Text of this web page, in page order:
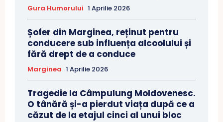
Gura Humorului 1 Aprilie 2026
Șofer din Marginea, reținut pentru
conducere sub influența alcoolului și
fără drept de a conduce
Marginea 1 Aprilie 2026
Tragedie la Câmpulung Moldovenesc.
O tânără și-a pierdut viața după ce a
căzut de la etajul cinci al unui bloc